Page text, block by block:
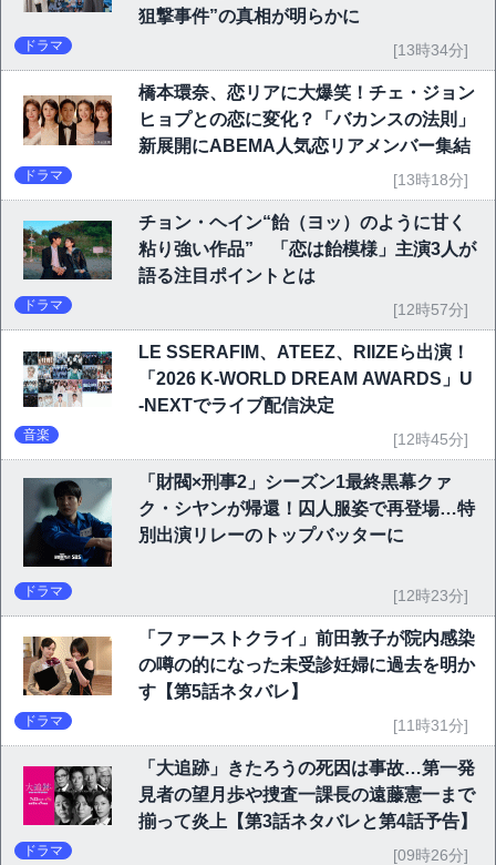
狙撃事件”の真相が明らかに
ドラマ [13時34分]
橋本環奈、恋リアに大爆笑！チェ・ジョン
ヒョプとの恋に変化？「バカンスの法則」
新展開にABEMA人気恋リアメンバー集結
ドラマ [13時18分]
チョン・ヘイン“飴（ヨッ）のように甘く
粘り強い作品” 「恋は飴模様」主演3人が
語る注目ポイントとは
ドラマ [12時57分]
LE SSERAFIM、ATEEZ、RIIZEら出演！
「2026 K-WORLD DREAM AWARDS」U
-NEXTでライブ配信決定
音楽 [12時45分]
「財閥×刑事2」シーズン1最終黒幕クァ
ク・シヤンが帰還！囚人服姿で再登場…特
別出演リレーのトップバッターに
ドラマ [12時23分]
「ファーストクライ」前田敦子が院内感染
の噂の的になった未受診妊婦に過去を明か
す【第5話ネタバレ】
ドラマ [11時31分]
「大追跡」きたろうの死因は事故…第一発
見者の望月歩や捜査一課長の遠藤憲一まで
揃って炎上【第3話ネタバレと第4話予告】
ドラマ [09時26分]